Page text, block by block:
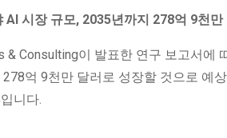
AI 시장 규모, 2035년까지 278억 9천
& Consulting이 발표한 연구 보고서에
억 9천만 달러로 성장할 것으로 예
니다.